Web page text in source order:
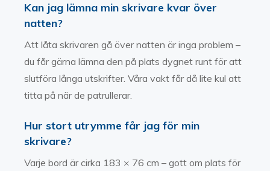
Kan jag lämna min skrivare kvar över
natten?
Att låta skrivaren gå över natten är inga problem –
du får gärna lämna den på plats dygnet runt för att
slutföra långa utskrifter. Våra vakt får då lite kul att
titta på när de patrullerar.
Hur stort utrymme får jag för min
skrivare?
Varje bord är cirka 183 × 76 cm – gott om plats för